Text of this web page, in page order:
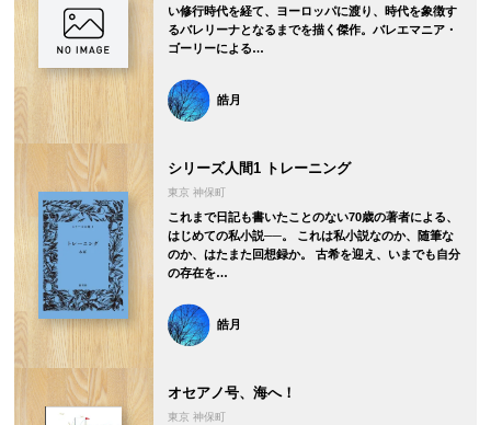
い修行時代を経て、ヨーロッパに渡り、時代を象徴す
るバレリーナとなるまでを描く傑作。バレエマニア・
ゴーリーによる…
皓月
シリーズ人間1 トレーニング
東京 神保町
これまで日記も書いたことのない70歳の著者による、
はじめての私小説──。 これは私小説なのか、随筆な
のか、はたまた回想録か。 古希を迎え、いまでも自分
の存在を…
皓月
オセアノ号、海へ！
東京 神保町